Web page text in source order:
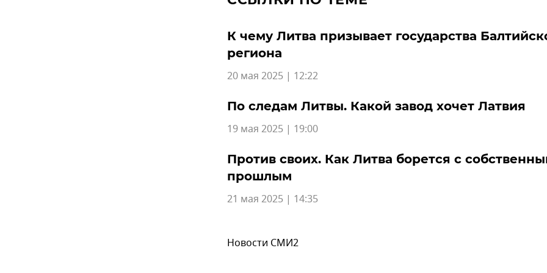
К чему Литва призывает государства
региона
20 мая 2025 | 12:22
По следам Литвы. Какой завод хочет Латвия
19 мая 2025 | 19:00
Против своих. Как Литва борется с
прошлым
21 мая 2025 | 14:35
Новости СМИ2